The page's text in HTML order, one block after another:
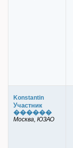
Konstantin
Участник
������
Москва, ЮЗАО